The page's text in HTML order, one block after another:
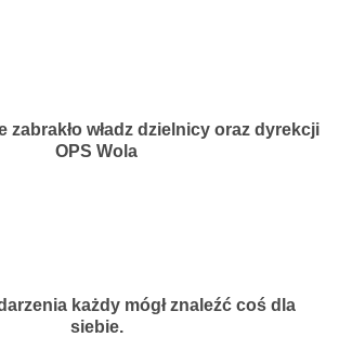
zabrakło władz dzielnicy oraz dyrekcji
OPS Wola
każdy mógł znaleźć coś dla
siebie.